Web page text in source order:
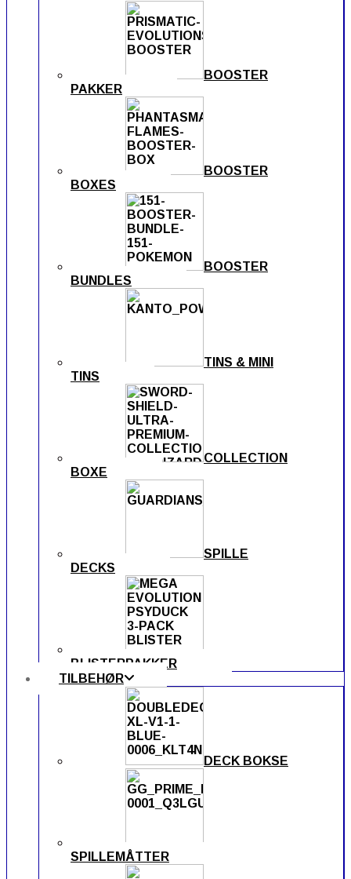
BOOSTER
PAKKER
BOOSTER
BOXES
BOOSTER
BUNDLES
TINS & MINI
TINS
COLLECTION
BOXE
SPILLE
DECKS
BLISTERPAKKER
TILBEHØR
DECK BOKSE
SPILLEMÅTTER